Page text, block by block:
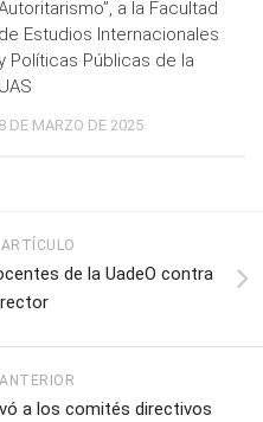
a la Facultad
de Estudios Internacionales
Políticas Públicas de la
UAS
8 DE MARZO DE 2025
de la UadeO contra
a los comités directivos